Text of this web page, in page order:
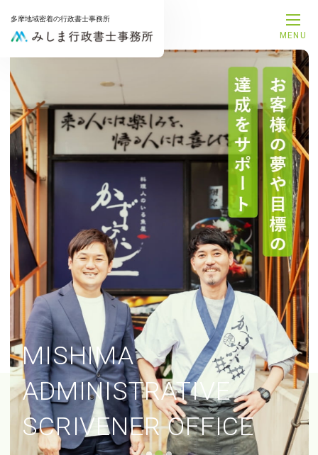
多摩地域密着の行政書士事務所
MENU
MISHIMA
ADMINISTRATIVE
SCRIVENER OFFICE
メインメニ
トップペ
事務所案
代表プロ
サービ
解決事例
お知らせ
お問合せ
サービス
補助金
融資支
建設業許
相続手
遺言書
後見手続
プライバ